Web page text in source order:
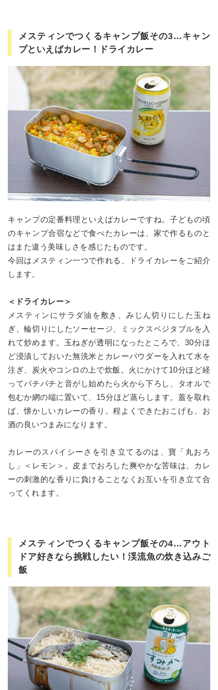
メスティンでつくるキャンプ飯その3…キャン
プといえばカレー！ドライカレー
キャンプの定番料理といえばカレーですね。子どもの頃
のキャンプ合宿などで食べたカレーは、家で作るものと
はまた違う美味しさを感じたものです。
今回はメスティン一つで作れる、ドライカレーをご紹介
します。
＜ドライカレー＞
メスティンにサラダ油を敷き、みじん切りにした玉ね
ぎ、輪切りにしたソーセージ、ミックスベジタブルを入
れて炒めます。玉ねぎが透明になったところで、30分ほ
ど浸漬しておいた無洗米とカレーパウダーを入れて水を
注ぎ、炭火やコンロの上で炊飯。火にかけて10分ほど経
ってパチパチと音がし始めたら火から下ろし、タオルで
包むか網の端に置いて、15分ほど蒸らします。蓋を取れ
ば、懐かしいカレーの香り。程よくできたおこげも、お
酒の良いつまみになります。
カレーのスパイシーさを引き立てるのは、寶「丸おろ
し」＜レモン＞。皮までおろした爽やかな苦味は、カレ
ーの刺激的な香りに負けることなくお互いを引き立て合
ってくれます。
メスティンでつくるキャンプ飯その4…アウト
ドア好きなら挑戦したい！渓流魚の炊き込みご
飯